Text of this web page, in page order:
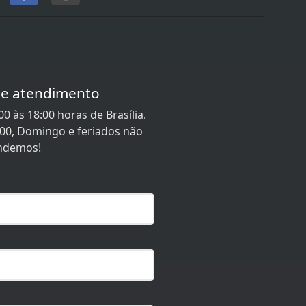
atendimento
às 18:00 horas de Brasília.
Domingo e feriados não